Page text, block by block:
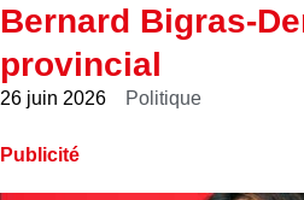
Bernard Bigras-
provincial
26 juin 2026 Politique
Publicité